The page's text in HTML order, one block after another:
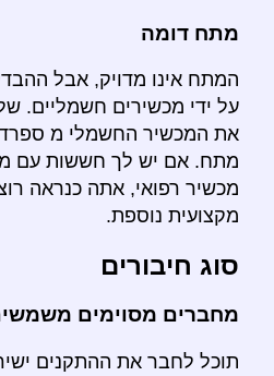
מתח דומה
המתח אינו מדויק, אבל
על ידי מכשירים חשמליים.
את המכשיר החשמלי מ ספרד
מתח. אם יש לך חששות עם
מכשיר רפואי, אתה כנראה
מקצועית נוספת.
סוג חיבורים
מחברים מסוימים
תוכל לחבר את ההתקנים